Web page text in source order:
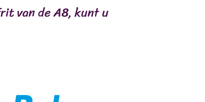
van de A8, kunt u